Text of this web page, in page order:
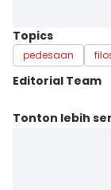
Topics
pedesaan
Editorial Team
Editor
Tonton lebih